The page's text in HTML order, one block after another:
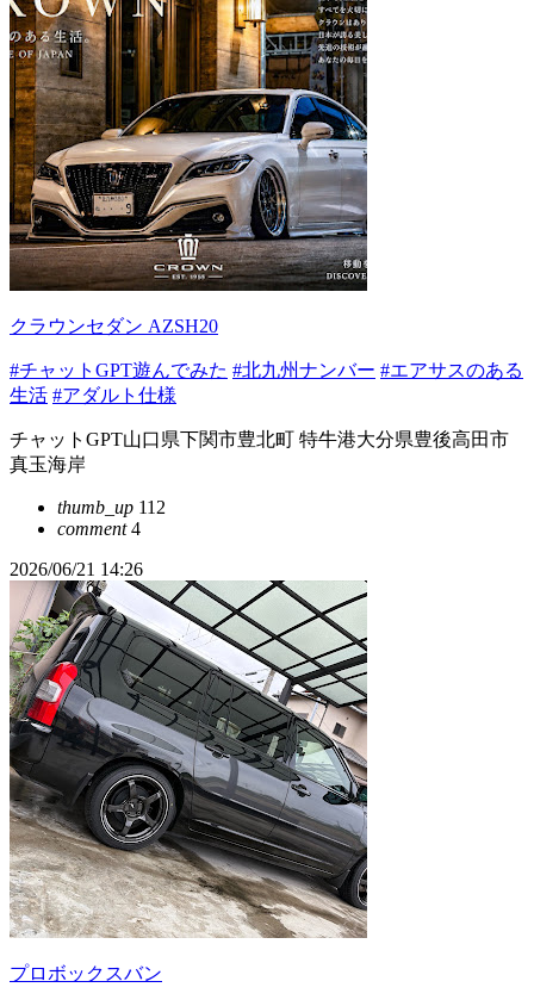
クラウンセダン AZSH20
#チャットGPT遊んでみた #北九州ナンバー #エアサスのある
生活 #アダルト仕様
チャットGPT山口県下関市豊北町 特牛港大分県豊後高田市
真玉海岸
thumb_up 112
comment4
2026/06/21 14:26
プロボックスバン